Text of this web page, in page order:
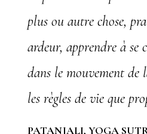
plus ou autre chose,
ardeur, apprendre à
dans le mouvement de
les règles de vie que
PATANJALI, YOGA